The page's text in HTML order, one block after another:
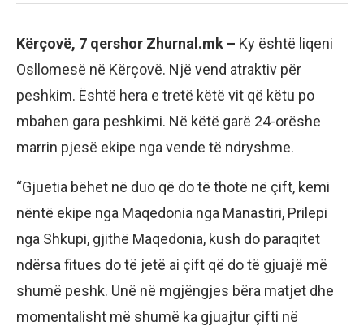
Kërçovë, 7 qershor Zhurnal.mk – Ky është liqeni
Osllomesë në Kërçovë. Një vend atraktiv për
peshkim. Është hera e tretë këtë vit që këtu po
mbahen gara peshkimi. Në këtë garë 24-orëshe
marrin pjesë ekipe nga vende të ndryshme.
“Gjuetia bëhet në duo që do të thotë në çift, kemi
nëntë ekipe nga Maqedonia nga Manastiri, Prilepi
nga Shkupi, gjithë Maqedonia, kush do paraqitet
ndërsa fitues do të jetë ai çift që do të gjuajë më
shumë peshk. Unë në mgjëngjes bëra matjet dhe
momentalisht më shumë ka gjuajtur çifti në